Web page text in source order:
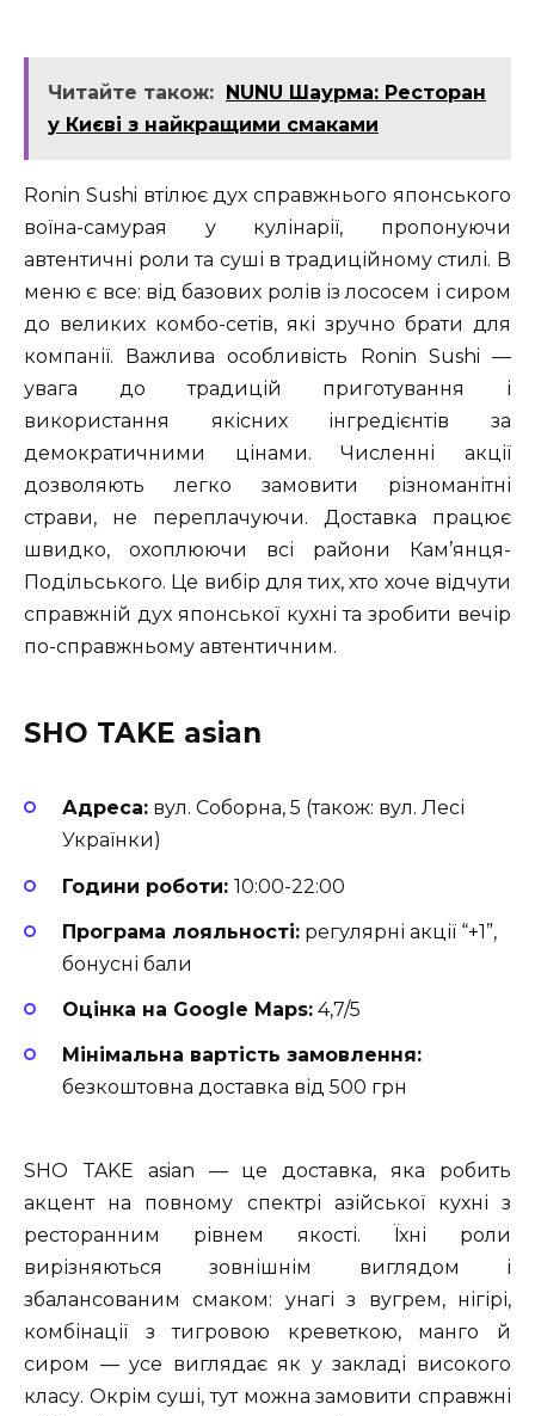
Читайте також:
NUNU Шаурма: Ресторан
у Києві з найкращими смаками
Ronin Sushi втілює дух справжнього японського
воїна-самурая у кулінарії, пропонуючи
автентичні роли та суші в традиційному стилі. В
меню є все: від базових ролів із лососем і сиром
до великих комбо-сетів, які зручно брати для
компанії. Важлива особливість Ronin Sushi —
увага до традицій приготування і
використання якісних інгредієнтів за
демократичними цінами. Численні акції
дозволяють легко замовити різноманітні
страви, не переплачуючи. Доставка працює
швидко, охоплюючи всі райони Кам’янця-
Подільського. Це вибір для тих, хто хоче відчути
справжній дух японської кухні та зробити вечір
по-справжньому автентичним.
SHO TAKE asian
Адреса: вул. Соборна, 5 (також: вул. Лесі
Українки)
Години роботи: 10:00-22:00
Програма лояльності: регулярні акції “+1”,
бонусні бали
Оцінка на Google Maps: 4,7/5
Мінімальна вартість замовлення:
безкоштовна доставка від 500 грн
SHO TAKE asian — це доставка, яка робить
акцент на повному спектрі азійської кухні з
ресторанним рівнем якості. Їхні роли
вирізняються зовнішнім виглядом і
збалансованим смаком: унагі з вугрем, нігірі,
комбінації з тигровою креветкою, манго й
сиром — усе виглядає як у закладі високого
класу. Окрім суші, тут можна замовити справжні